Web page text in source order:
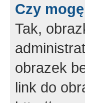
Czy
Tak,
obrazek
link do